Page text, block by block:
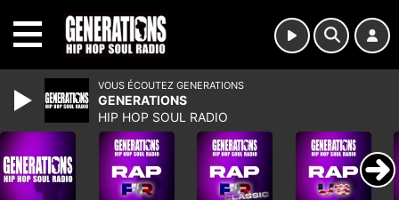
VOUS ÉCOUTEZ GENERATIONS
GENERATIONS
HIP HOP SOUL RADIO